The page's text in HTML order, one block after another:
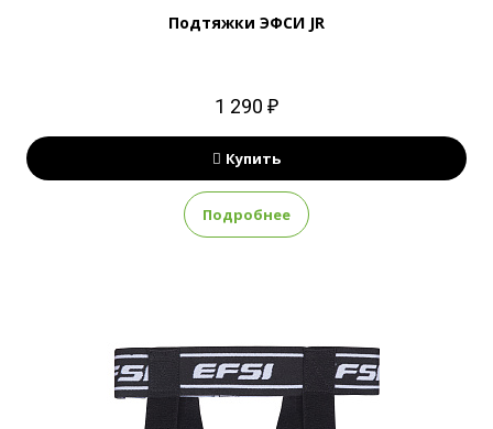
Подтяжки ЭФСИ JR
1 290 ₽
Купить
Подробнее